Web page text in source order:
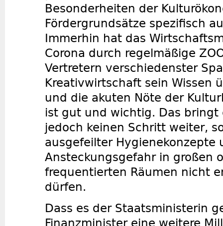
Besonderheiten der
Fördergrundsätze spezifisch
Immerhin hat das
Corona durch regelmäßige
Vertretern verschiedenster
Kreativwirtschaft sein Wissen
und die akuten Nöte der
ist gut und wichtig. Das bringt
jedoch keinen Schritt weiter,
ausgefeilter Hygienekonzepte
Ansteckungsgefahr in großen
frequentierten Räumen nicht
dürfen.
Dass es der Staatsministerin
Finanzminister eine weitere